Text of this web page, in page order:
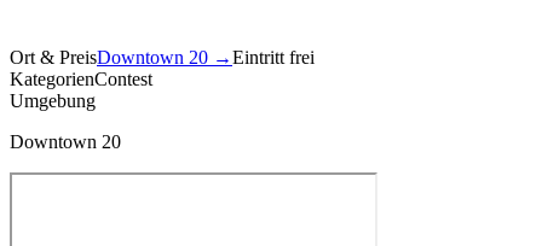
Ort & PreisDowntown 20 →Eintritt frei
KategorienContest
Umgebung
Downtown 20